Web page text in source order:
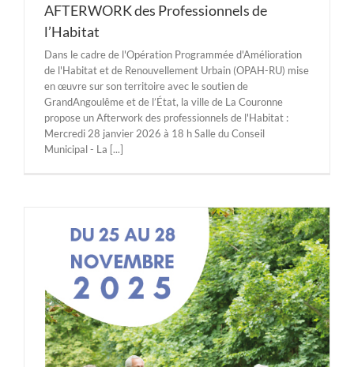
AFTERWORK des Professionnels de
l’Habitat
Dans le cadre de l'Opération Programmée d'Amélioration
de l'Habitat et de Renouvellement Urbain (OPAH-RU) mise
en œuvre sur son territoire avec le soutien de
GrandAngoulême et de l’État, la ville de La Couronne
propose un Afterwork des professionnels de l'Habitat :
Mercredi 28 janvier 2026 à 18 h Salle du Conseil
Municipal - La [...]